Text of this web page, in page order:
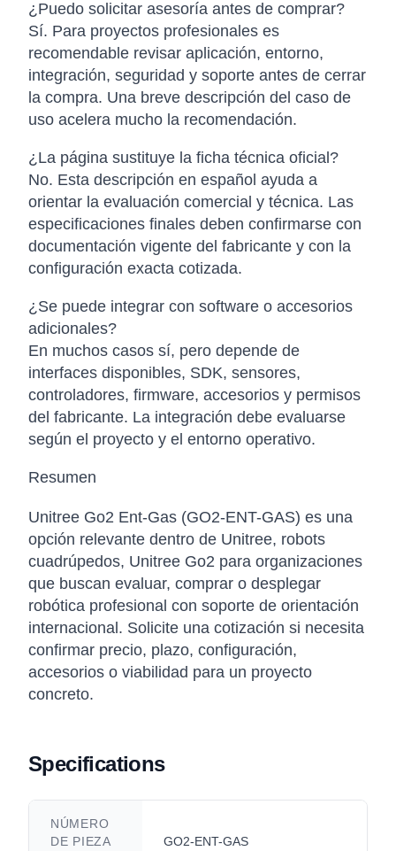
¿Puedo solicitar asesoría antes de comprar?
Sí. Para proyectos profesionales es
recomendable revisar aplicación, entorno,
integración, seguridad y soporte antes de cerrar
la compra. Una breve descripción del caso de
uso acelera mucho la recomendación.
¿La página sustituye la ficha técnica oficial?
No. Esta descripción en español ayuda a
orientar la evaluación comercial y técnica. Las
especificaciones finales deben confirmarse con
documentación vigente del fabricante y con la
configuración exacta cotizada.
¿Se puede integrar con software o accesorios
adicionales?
En muchos casos sí, pero depende de
interfaces disponibles, SDK, sensores,
controladores, firmware, accesorios y permisos
del fabricante. La integración debe evaluarse
según el proyecto y el entorno operativo.
Resumen
Unitree Go2 Ent-Gas (GO2-ENT-GAS) es una
opción relevante dentro de Unitree, robots
cuadrúpedos, Unitree Go2 para organizaciones
que buscan evaluar, comprar o desplegar
robótica profesional con soporte de orientación
internacional. Solicite una cotización si necesita
confirmar precio, plazo, configuración,
accesorios o viabilidad para un proyecto
concreto.
Specifications
NÚMERO
DE PIEZA
GO2-ENT-GAS